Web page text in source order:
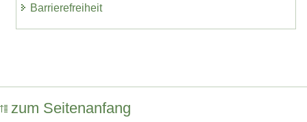
Barrierefreiheit
zum Seitenanfang